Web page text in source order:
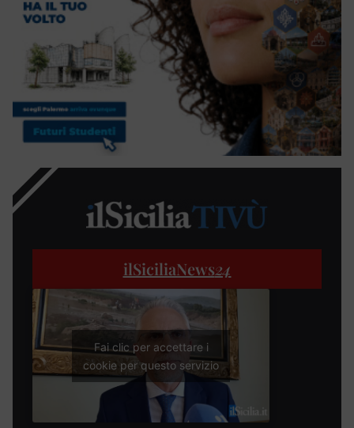
ilSiciliaNews24
Fai clic per accettare i
cookie per questo servizio